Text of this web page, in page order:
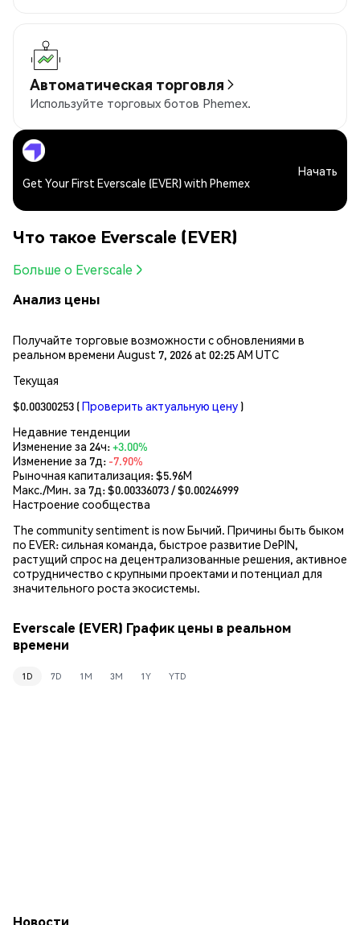
Автоматическая торговля
Используйте торговых ботов Phemex.
Get Your First Everscale (EVER) with Phemex
Начать
Что такое Everscale (EVER)
Больше о Everscale
Анализ цены
Получайте торговые возможности с обновлениями в
реальном времени August 7, 2026 at 02:25 AM UTC
Текущая
$0.00300253 (Проверить актуальную цену )
Недавние тенденции
Изменение за 24ч:+3.00%
Изменение за 7д: -7.90%
Рыночная капитализация:$5.96M
Макс./Мин. за 7д: $0.00336073/ $0.00246999
Настроение сообщества
The community sentiment is now Бычий. Причины быть быком
по EVER: сильная команда, быстрое развитие DePIN,
растущий спрос на децентрализованные решения, активное
сотрудничество с крупными проектами и потенциал для
значительного роста экосистемы.
Everscale (EVER) График цены в реальном
времени
1D 7D 1M 3M 1Y YTD
Новости